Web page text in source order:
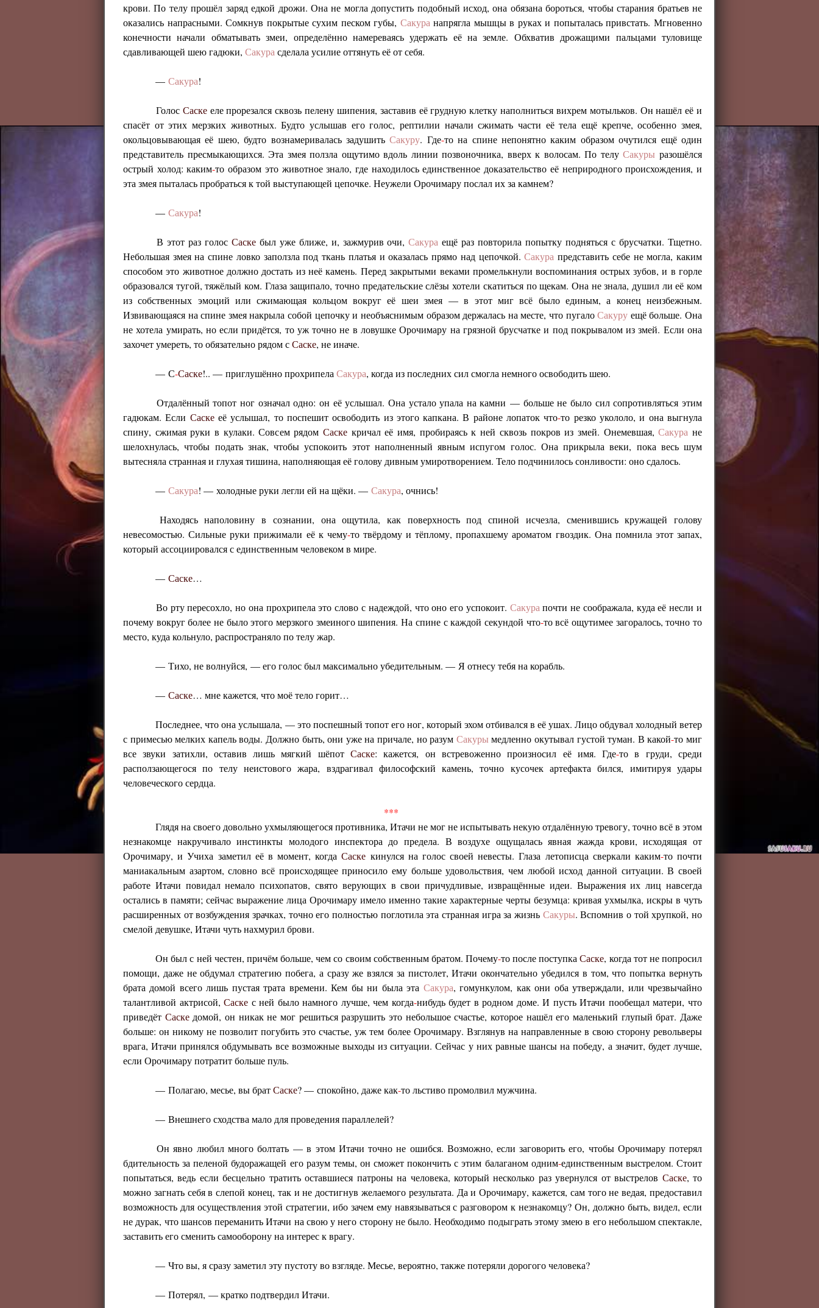
крови. По телу прошёл заряд едкой дрожи. Она не могла допустить подобный исход, она обязана бороться, чтобы старания братьев не
оказались напрасными. Сомкнув покрытые сухим песком губы, Сакура напрягла мышцы в руках и попыталась привстать. Мгновенно
конечности начали обматывать змеи, определённо намереваясь удержать её на земле. Обхватив дрожащими пальцами туловище
сдавливающей шею гадюки, Сакура сделала усилие оттянуть её от себя.
— Сакура!
Голос Саскееле прорезался сквозь пелену шипения, заставив её грудную клетку наполниться вихрем мотыльков. Он нашёл её и
спасёт от этих мерзких животных. Будто услышав его голос, рептилии начали сжимать части её тела ещё крепче, особенно змея,
окольцовывающая её шею, будто вознамеривалась задушитьСакуру. Где-то на спине непонятно каким образом очутился ещё один
представитель пресмыкающихся. Эта змея ползла ощутимо вдоль линии позвоночника, вверх к волосам. По телуСакуры разошёлся
острый холод: каким-то образом это животное знало, где находилось единственное доказательство её неприродного происхождения, и
эта змея пыталась пробраться к той выступающей цепочке. Неужели Орочимару послал их за камнем?
— Сакура!
В этот раз голос Саскебыл уже ближе, и, зажмурив очи,Сакура ещё раз повторила попытку подняться с брусчатки. Тщетно.
Небольшая змея на спине ловко заползла под ткань платья и оказалась прямо над цепочкой.Сакура представить себе не могла, каким
способом это животное должно достать из неё камень. Перед закрытыми веками промелькнули воспоминания острых зубов, и в горле
образовался тугой, тяжёлый ком. Глаза защипало, точно предательские слёзы хотели скатиться по щекам. Она не знала, душил ли её ком
из собственных эмоций или сжимающая кольцом вокруг её шеи змея — в этот миг всё было единым, а конец неизбежным.
Извивающаяся на спине змея накрыла собой цепочку и необъяснимым образом держалась на месте, что пугалоСакуру ещё больше. Она
не хотела умирать, но если придётся, то уж точно не в ловушке Орочимару на грязной брусчатке и под покрывалом из змей. Если она
захочет умереть, то обязательно рядом сСаске, не иначе.
— С-Саске!.. — приглушённо прохрипела Сакура, когда из последних сил смогла немного освободить шею.
Отдалённый топот ног означал одно: он её услышал. Она устало упала на камни — больше не было сил сопротивляться этим
гадюкам. Если Саскееё услышал, то поспешит освободить из этого капкана. В районе лопаток что-то резко укололо, и она выгнула
спину, сжимая руки в кулаки. Совсем рядом Саскекричал её имя, пробираясь к ней сквозь покров из змей. Онемевшая,Сакура не
шелохнулась, чтобы подать знак, чтобы успокоить этот наполненный явным испугом голос. Она прикрыла веки, пока весь шум
вытесняла странная и глухая тишина, наполняющая её голову дивным умиротворением. Тело подчинилось сонливости: оно сдалось.
— Сакура! — холодные руки легли ей на щёки. — Сакура, очнись!
Находясь наполовину в сознании, она ощутила, как поверхность под спиной исчезла, сменившись кружащей голову
невесомостью. Сильные руки прижимали её к чему-то твёрдому и тёплому, пропахшему ароматом гвоздик. Она помнила этот запах,
который ассоциировался с единственным человеком в мире.
— Саске…
Во рту пересохло, но она прохрипела это слово с надеждой, что оно его успокоит. Сакура почти не соображала, куда её несли и
почему вокруг более не было этого мерзкого змеиного шипения. На спине с каждой секундой что-то всё ощутимее загоралось, точно то
место, куда кольнуло, распространяло по телу жар.
— Тихо, не волнуйся, — его голос был максимально убедительным. — Я отнесу тебя на корабль.
— Саске… мне кажется, что моё тело горит…
Последнее, что она услышала, — это поспешный топот его ног, который эхом отбивался в её ушах. Лицо обдувал холодный ветер
с примесью мелких капель воды. Должно быть, они уже на причале, но разум Сакуры медленно окутывал густой туман. В какой-то миг
все звуки затихли, оставив лишь мягкий шёпотСаске: кажется, он встревоженно произносил её имя. Где-то в груди, среди
расползающегося по телу неистового жара, вздрагивал философский камень, точно кусочек артефакта бился, имитируя удары
человеческого сердца.
***
Глядя на своего довольно ухмыляющегося противника, Итачи не мог не испытывать некую отдалённую тревогу, точно всё в этом
незнакомце накручивало инстинкты молодого инспектора до предела. В воздухе ощущалась явная жажда крови, исходящая от
Орочимару, и Учиха заметил её в момент, когдаСаске кинулся на голос своей невесты. Глаза летописца сверкали каким-то почти
маниакальным азартом, словно всё происходящее приносило ему больше удовольствия, чем любой исход данной ситуации. В своей
работе Итачи повидал немало психопатов, свято верующих в свои причудливые, извращённые идеи. Выражения их лиц навсегда
остались в памяти; сейчас выражение лица Орочимару имело именно такие характерные черты безумца: кривая ухмылка, искры в чуть
расширенных от возбуждения зрачках, точно его полностью поглотила эта странная игра за жизнь Сакуры. Вспомнив о той хрупкой, но
смелой девушке, Итачи чуть нахмурил брови.
Он был с ней честен, причём больше, чем со своим собственным братом. Почему-то после поступкаСаске, когда тот не попросил
помощи, даже не обдумал стратегию побега, а сразу же взялся за пистолет, Итачи окончательно убедился в том, что попытка вернуть
брата домой всего лишь пустая трата времени. Кем бы ни была эта Сакура, гомункулом, как они оба утверждали, или чрезвычайно
талантливой актрисой,Саске с ней было намного лучше, чем когда-нибудь будет в родном доме. И пусть Итачи пообещал матери, что
приведёт Саскедомой, он никак не мог решиться разрушить это небольшое счастье, которое нашёл его маленький глупый брат. Даже
больше: он никому не позволит погубить это счастье, уж тем более Орочимару. Взглянув на направленные в свою сторону револьверы
врага, Итачи принялся обдумывать все возможные выходы из ситуации. Сейчас у них равные шансы на победу, а значит, будет лучше,
если Орочимару потратит больше пуль.
— Полагаю, месье, вы братСаске? — спокойно, даже как-то льстиво промолвил мужчина.
— Внешнего сходства мало для проведения параллелей?
Он явно любил много болтать — в этом Итачи точно не ошибся. Возможно, если заговорить его, чтобы Орочимару потерял
бдительность за пеленой будоражащей его разум темы, он сможет покончить с этим балаганом одним-единственным выстрелом. Стоит
попытаться, ведь если бесцельно тратить оставшиеся патроны на человека, который несколько раз увернулся от выстрелов Саске, то
можно загнать себя в слепой конец, так и не достигнув желаемого результата. Да и Орочимару, кажется, сам того не ведая, предоставил
возможность для осуществления этой стратегии, ибо зачем ему навязываться с разговором к незнакомцу? Он, должно быть, видел, если
не дурак, что шансов переманить Итачи на свою у него сторону не было. Необходимо подыграть этому змею в его небольшом спектакле,
заставить его сменить самооборону на интерес к врагу.
— Что вы, я сразу заметил эту пустоту во взгляде. Месье, вероятно, также потеряли дорогого человека?
— Потерял, — кратко подтвердил Итачи.